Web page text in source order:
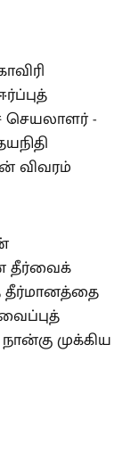
-
விவரம்
தீர்வைக்
தீர்மானத்தை
முக்கிய